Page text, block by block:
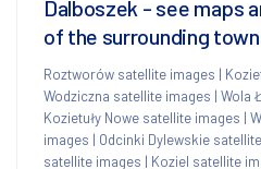
Dalboszek - see maps
of the surrounding
Roztworów satellite images |
Wodziczna satellite images | Wola
Kozietuły Nowe satellite images |
images | Odcinki Dylewskie
satellite images | Koziel satellite